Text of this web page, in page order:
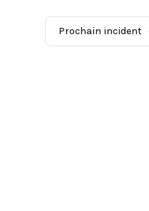
Prochain incident